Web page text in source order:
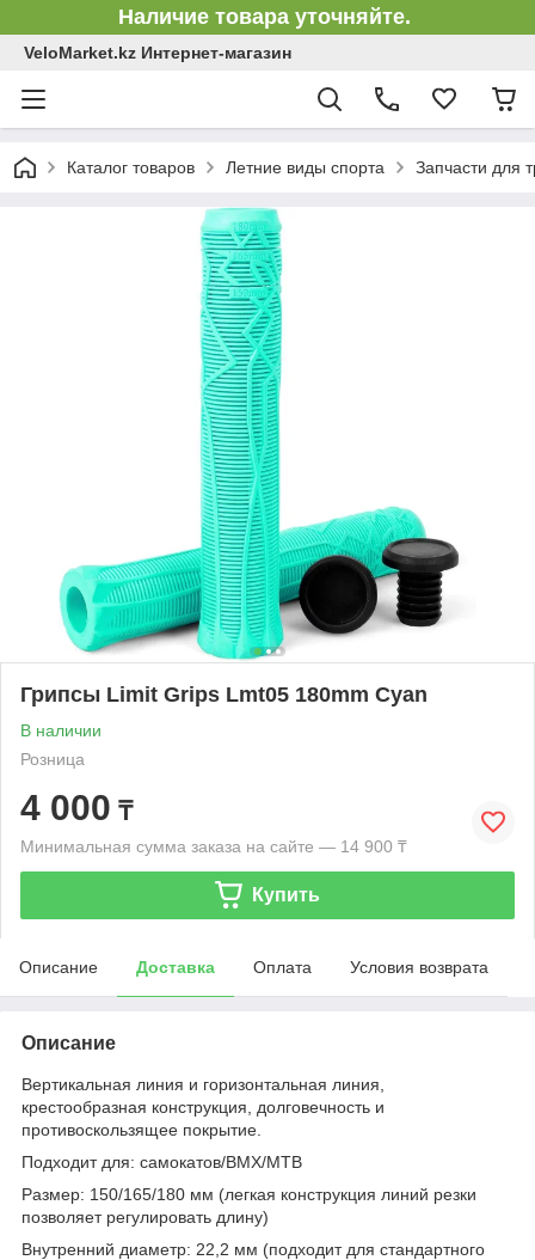
Наличие товара уточняйте.
VeloMarket.kz Интернет-магазин
Каталог товаров Летние виды спорта Запчасти для
Грипсы Limit Grips Lmt05 180mm Cyan
В наличии
Розница
4 000 ₸
Минимальная сумма заказа на сайте — 14 900 ₸
Купить
Описание Доставка Оплата Условия возврата
Описание
Вертикальная линия и горизонтальная линия,
крестообразная конструкция, долговечность и
противоскользящее покрытие.
Подходит для: самокатов/BMX/MTB
Размер: 150/165/180 мм (легкая конструкция линий резки
позволяет регулировать длину)
Внутренний диаметр: 22,2 мм (подходит для стандартного